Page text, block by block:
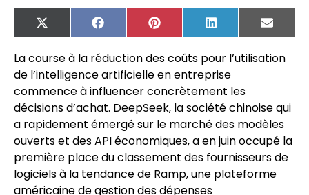
X
(Twitter)
FacebookPinterest LinkedIn
Email
La course à la réduction des coûts pour l’utilisation
de l’intelligence artificielle en entreprise
commence à influencer concrètement les
décisions d’achat. DeepSeek, la société chinoise qui
a rapidement émergé sur le marché des modèles
ouverts et des API économiques, a en juin occupé la
première place du classement des fournisseurs de
logiciels à la tendance de Ramp, une plateforme
américaine de gestion des dépenses